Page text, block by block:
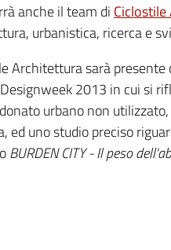
anche il team di
urbanistica, ricerca e
Architettura sarà presente
2013 in cui si
urbano non
ed uno studio preciso
BURDEN CITY - Il peso